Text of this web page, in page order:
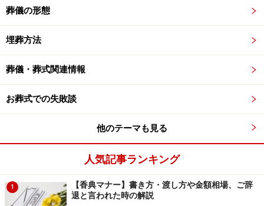
たとえば、
遺族のお別れの言葉を聞いて、故人の思い出など目
に浮かんで涙をさそった。
弔辞などで個人の人柄や功績が紹介されるところ。
紙に書かれたものではなく、生の言葉で弔辞をなさ
った方がいて、歌まで歌いとても感動しました。
故人の思い出などを家族、友人が話してくれる場面。
などの意見があります。
葬儀の形態
埋葬方法
葬儀・葬式関連情報
お葬式での失敗談
他のテーマも見る
人気記事ランキング
1
【香典マナー】書き方・渡し方や金額相場、ご辞
退と言われた時の解説